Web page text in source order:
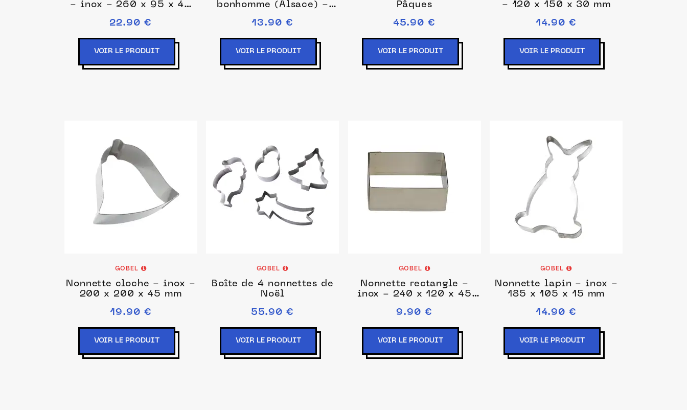
- inox - 260 x 95 x 45
22.90 €
VOIR LE PRODUIT
bonhomme (Alsace) -
mm
13.90 €
VOIR LE PRODUIT
Pâques
45.90 €
VOIR LE PRODUIT
- 120 x 150 x 30 mm
14.90 €
VOIR LE PRODUIT
GOBEL
Nonnette cloche - inox -
200 x 200 x 45 mm
19.90 €
VOIR LE PRODUIT
GOBEL
Boîte de 4 nonnettes de
Noël
55.90 €
VOIR LE PRODUIT
GOBEL
Nonnette rectangle -
inox - 240 x 120 x 45
9.90 €
VOIR LE PRODUIT
GOBEL
Nonnette lapin - inox -
185 x 105 x 15 mm
14.90 €
VOIR LE PRODUIT